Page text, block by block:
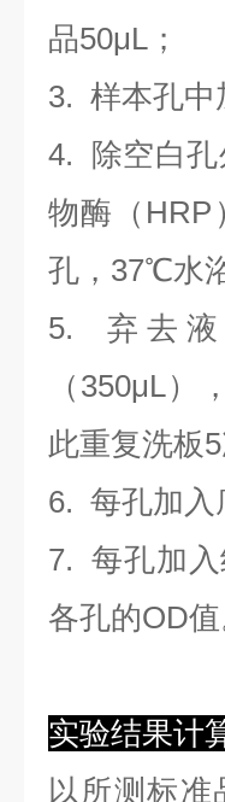
品50μL；
3. 样本孔中
4.
除空白
物酶（HRP
孔，37℃水
5. 弃去液
（350μL）
此重复洗板
6. 每孔加入
7. 每孔加入
各孔的OD值
实验结果计
以所测标准